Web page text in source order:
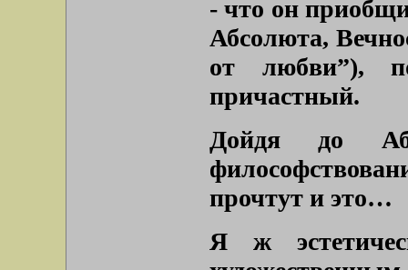
- что он
Абсолюта,
от любви”),
причастный.
Дойдя до
прочтут и это…
Я ж